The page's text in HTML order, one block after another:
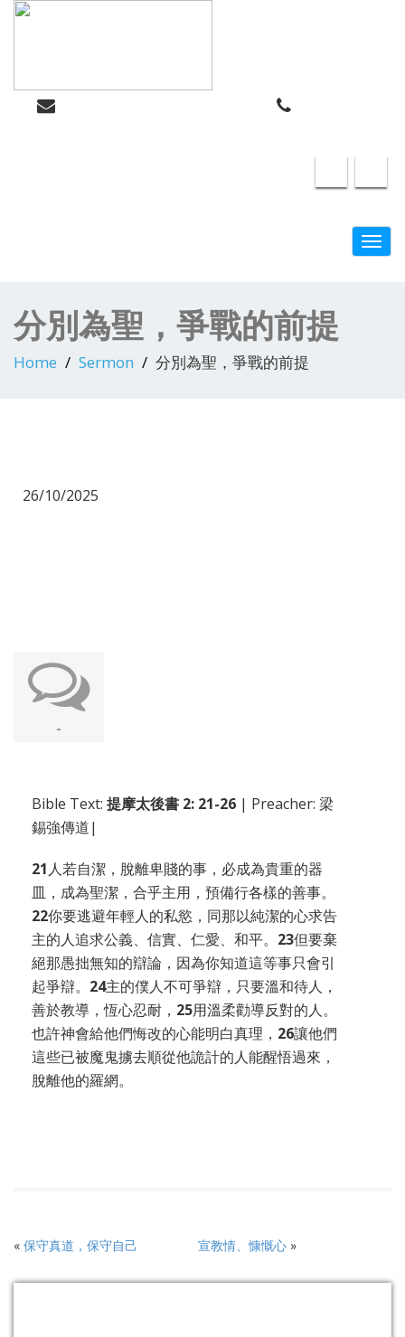
Swindon Chinese Christian Church
分別為聖，爭戰的前提
Home Sermon 分別為聖，爭戰的前提
26/10/2025
-
Bible Text: 提摩太後書 2: 21-26 | Preacher: 梁
錫強傳道|
21人若自潔，脫離卑賤的事，必成為貴重的器
皿，成為聖潔，合乎主用，預備行各樣的善事。
22你要逃避年輕人的私慾，同那以純潔的心求告
主的人追求公義、信實、仁愛、和平。 23但要棄
絕那愚拙無知的辯論，因為你知道這等事只會引
起爭辯。 24主的僕人不可爭辯，只要溫和待人，
善於教導，恆心忍耐， 25用溫柔勸導反對的人。
也許神會給他們悔改的心能明白真理， 26讓他們
這些已被魔鬼擄去順從他詭計的人能醒悟過來，
脫離他的羅網。
« 保守真道，保守自己 宣教情、慷慨心»